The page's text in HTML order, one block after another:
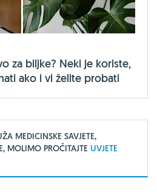
za biljke? Neki je koriste,
ako i vi želite probati
MEDICINSKE SAVJETE,
MOLIMO PROČITAJTE UVJETE